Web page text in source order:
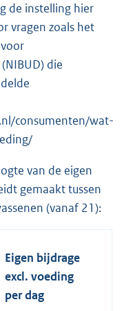
de instelling hier
vragen zoals het
die
consumenten/wat-
van de eigen
gemaakt tussen
(vanaf 21):
Eigen bijdrage
excl. voeding
per dag